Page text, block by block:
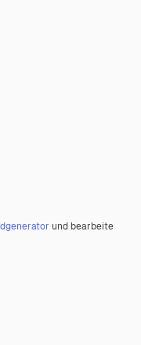
und bearbeite